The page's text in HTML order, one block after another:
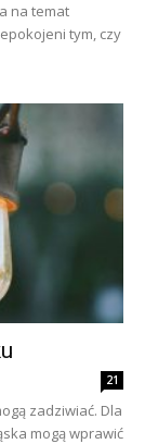
na temat
tym, czy
21
zadziwiać. Dla
mogą wprawić